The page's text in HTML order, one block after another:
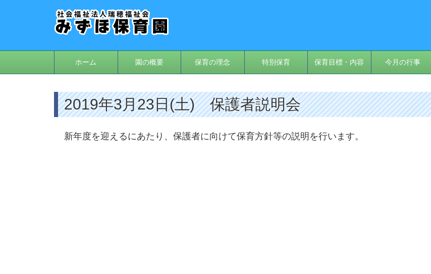
ホーム 園の概要 保育の理念 特別保育 保育目標・内容 今月の行事
2019年3月23日(土) 保護者説明会
新年度を迎えるにあたり、保護者に向けて保育方針等の説明を行います。